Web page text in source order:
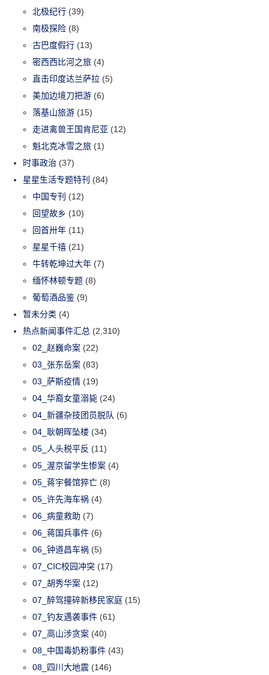
北极纪行 (39)
南极探险 (8)
古巴度假行 (13)
密西西比河之旅 (4)
直击印度达兰萨拉 (5)
美加边境刀把游 (6)
落基山旅游 (15)
走进禽兽王国肯尼亚 (12)
魁北克冰雪之旅 (1)
时事政治 (37)
星星生活专题特刊 (84)
中国专刊 (12)
回望故乡 (10)
回首卅年 (11)
星星千禧 (21)
牛转乾坤过大年 (7)
缅怀林顿专题 (8)
葡萄酒品鉴 (9)
暂未分类 (4)
热点新闻事件汇总 (2,310)
02_赵巍命案 (22)
03_张东岳案 (83)
03_萨斯疫情 (19)
04_华裔女童溺毙 (24)
04_新疆杂技团员脱队 (6)
04_耿朝晖坠楼 (34)
05_人头税平反 (11)
05_渥京留学生惨案 (4)
05_蒋宇餐馆猝亡 (8)
05_许先海车祸 (4)
06_病童救助 (7)
06_蒋国兵事件 (6)
06_钟道昌车祸 (5)
07_CIC校园冲突 (17)
07_胡秀华案 (12)
07_醉驾撞碎新移民家庭 (15)
07_钓友遇袭事件 (61)
07_高山涉贪案 (40)
08_中国毒奶粉事件 (43)
08_四川大地震 (146)